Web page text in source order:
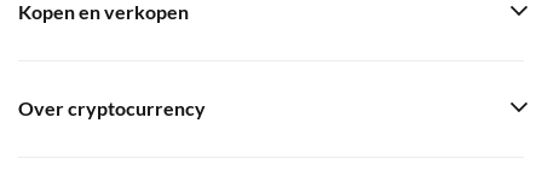
Kopen en verkopen
Over cryptocurrency